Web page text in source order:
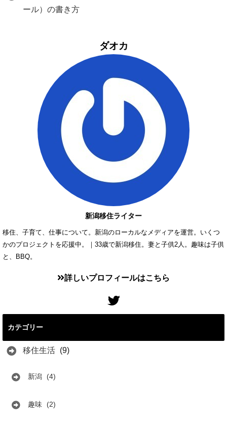
ール）の書き方
ダオカ
新潟移住ライター
移住、子育て、仕事について。新潟のローカルなメディアを運営。いくつ
かのプロジェクトを応援中。｜33歳で新潟移住。妻と子供2人。趣味は子供
と、BBQ。
詳しいプロフィールはこちら
カテゴリー
移住生活 (9)
新潟 (4)
趣味 (2)